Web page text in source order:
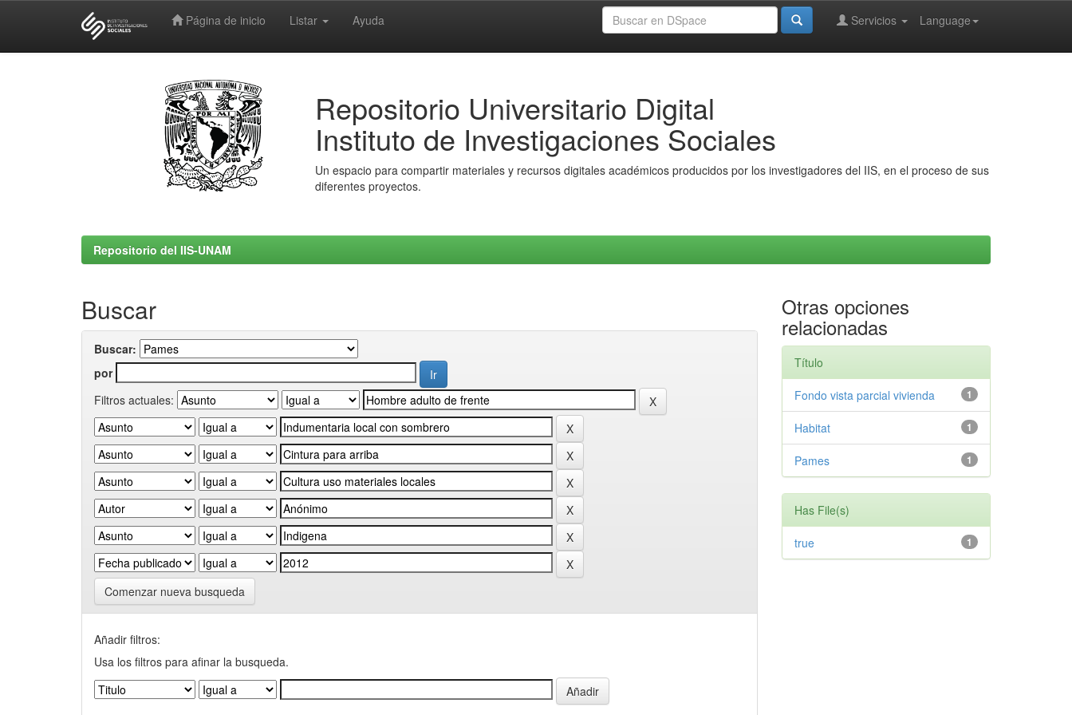
Página de inicio Listar Ayuda Language
Servicios
Repositorio Universitario Digital
Instituto de Investigaciones Sociales
Un espacio para compartir materiales y recursos digitales académicos producidos por los investigadores del IIS, en el proceso de sus
diferentes proyectos.
Repositorio del IIS-UNAM
Buscar
Buscar:
por
Filtros actuales:
Comenzar nueva busqueda
Añadir filtros:
Usa los filtros para afinar la busqueda.
Otras opciones
relacionadas
Título
1
Fondo vista parcial vivienda
1
Habitat
1
Pames
Has File(s)
1
true